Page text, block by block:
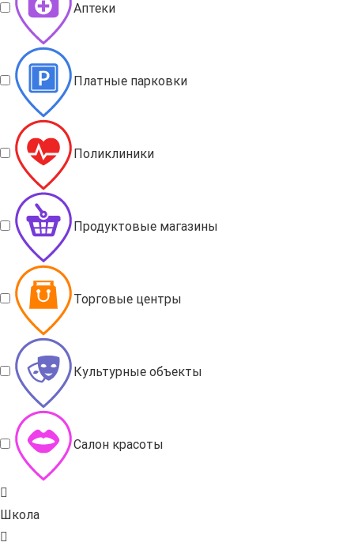
Аптеки
Платные парковки
Поликлиники
Продуктовые магазины
Торговые центры
Культурные объекты
Салон красоты
Школа